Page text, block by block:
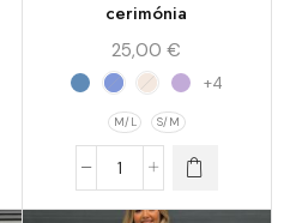
cerimónia
25,00€
+4
M/L S/M